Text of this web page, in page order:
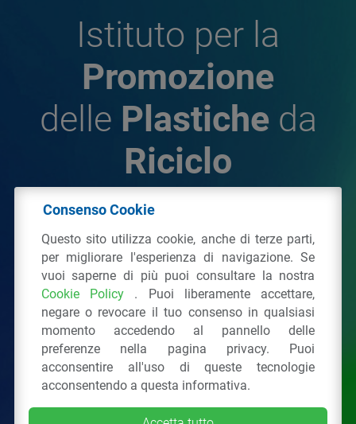
Istituto per la
Promozione
delle Plastiche da
Riciclo
Plastiche da Riciclo
C.F. 97381090154
Via San Vittore 36 20123Milano (MI)
Tel.: 02 43928225.
Tutti i diritti riservati Privacy Policy &Cookie
Consenso Cookie
Questo sito utilizza cookie, anche di terze parti,
per migliorare l'esperienza di navigazione. Se
vuoi saperne di più puoi consultare la nostra
Cookie Policy . Puoi liberamente accettare,
negare o revocare il tuo consenso in qualsiasi
momento accedendo al pannello delle
preferenze nella pagina privacy. Puoi
acconsentire all'uso di queste tecnologie
acconsentendo a questa informativa.